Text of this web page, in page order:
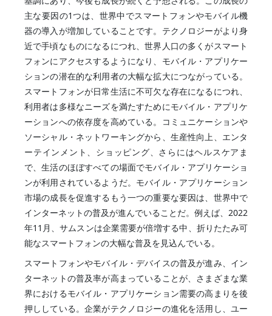
主な要因の1つは、世界中でスマートフォンやモバイル機
器の導入が増加していることです。テクノロジーがより身
近で手頃なものになるにつれ、世界人口の多くがスマート
フォンにアクセスするようになり、モバイル・アプリケー
ションの潜在的な利用者の大幅な拡大につながっている。
スマートフォンが日常生活に不可欠な存在になるにつれ、
利用者は多様なニーズを満たすためにモバイル・アプリケ
ーションへの依存度を高めている。コミュニケーションや
ソーシャル・ネットワーキングから、生産性向上、エンタ
ーテインメント、ショッピング、さらにはヘルスケアま
で、生活のほぼすべての場面でモバイル・アプリケーショ
ンが利用されているようだ。モバイル・アプリケーション
市場の成長を促進するもう一つの重要な要因は、世界中で
インターネットの普及が進んでいることだ。例えば、2022
年11月、サムスンは企業需要が倍増する中、折りたたみ可
能なスマートフォンの大幅な普及を見込んでいる。
スマートフォンやモバイル・デバイスの普及が進み、イン
ターネットの普及率が高まっていることが、さまざまな業
界におけるモバイル・アプリケーション需要の高まりを後
押ししている。企業がテクノロジーの進化を活用し、ユー